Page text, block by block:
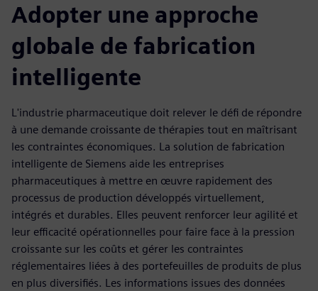
Adopter une approche
globale de fabrication
intelligente
L'industrie pharmaceutique doit relever le défi de répondre
à une demande croissante de thérapies tout en maîtrisant
les contraintes économiques. La solution de fabrication
intelligente de Siemens aide les entreprises
pharmaceutiques à mettre en œuvre rapidement des
processus de production développés virtuellement,
intégrés et durables. Elles peuvent renforcer leur agilité et
leur efficacité opérationnelles pour faire face à la pression
croissante sur les coûts et gérer les contraintes
réglementaires liées à des portefeuilles de produits de plus
en plus diversifiés. Les informations issues des données